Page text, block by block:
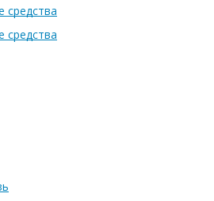
средства
средства